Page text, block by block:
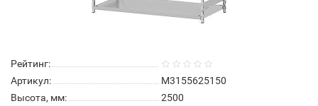
Рейтинг:
Артикул:
М3155625150
Высота, мм:
2500